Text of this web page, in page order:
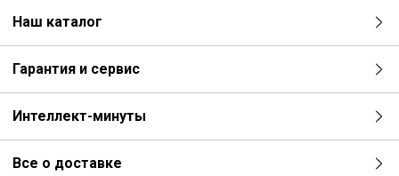
Наш каталог
Гарантия и сервис
Интеллект-минуты
Все о доставке